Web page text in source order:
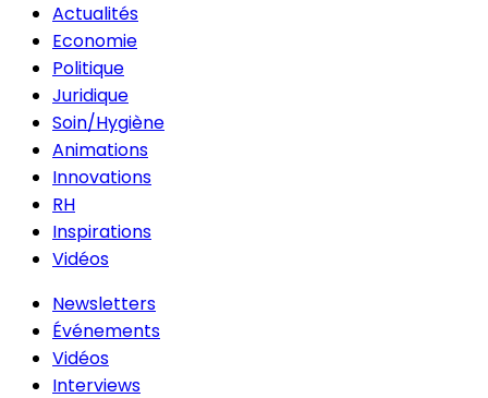
Actualités
Economie
Politique
Juridique
Soin/Hygiène
Animations
Innovations
RH
Inspirations
Vidéos
Newsletters
Événements
Vidéos
Interviews